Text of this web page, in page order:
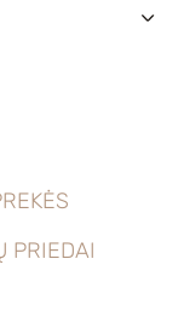
›
PRIEDAI